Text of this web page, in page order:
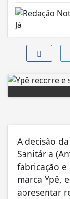
A decisão
Sanitária
fabricação e
marca Ypê,
apresentar